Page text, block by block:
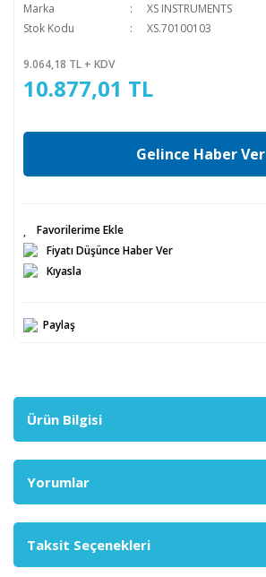
Marka
XS INSTRUMENTS
Stok Kodu
XS.70100103
9.064,18 TL + KDV
10.877,01 TL
Gelince Haber Ver
Fiyatı Düşünce Haber Ver
Kıyasla
Paylaş
Ürün Bilgisi
Yorumlar
Taksit Seçenekleri